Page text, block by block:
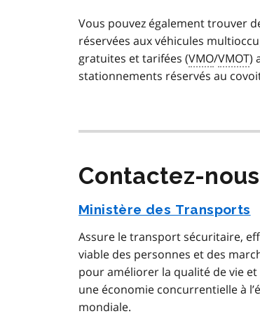
Vous pouvez également trouver
réservées aux véhicules
gratuites et tarifées (VMO/VMOT)
stationnements réservés au
Contactez-nous
Ministère des Transports
Assure le transport sécuritaire,
viable des personnes et des
pour améliorer la qualité de vie
une économie concurrentielle à
mondiale.